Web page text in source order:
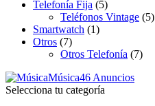
Telefonía Fija (5)
Teléfonos Vintage (5)
Smartwatch (1)
Otros (7)
Otros Telefonía (7)
Música46 Anuncios
Selecciona tu categoría